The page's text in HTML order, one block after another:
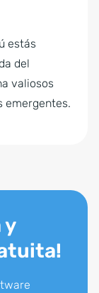
estás
del
valiosos
emergentes.
y